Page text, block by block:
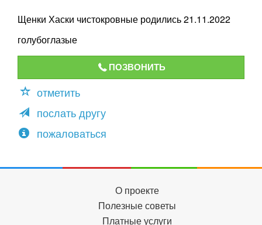
Щенки Хаски чистокровные родились 21.11.2022
голубоглазые
ПОЗВОНИТЬ
отметить
послать другу
пожаловаться
О проекте
Полезные советы
Платные услуги